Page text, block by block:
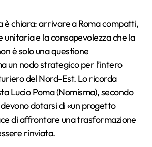
è chiara: arrivare a Roma compatti,
unitaria e la consapevolezza che la
è solo una questione
un nodo strategico per l’intero
del Nord-Est. Lo ricorda
Lucio Poma (Nomisma), secondo
dotarsi di «un progetto
di affrontare una trasformazione
rinviata.